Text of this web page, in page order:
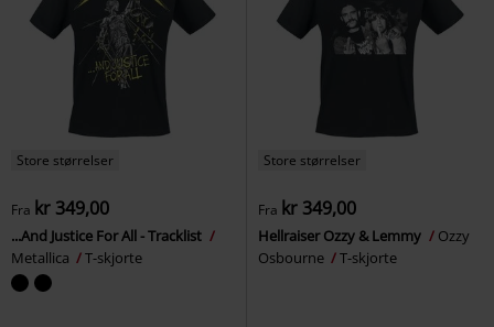
Store størrelser
Fra kr 349,00
...And Justice For All - Tracklist
Metallica
T-skjorte
Store størrelser
Fra kr 349,00
Hellraiser Ozzy & Lemmy
Ozzy
Osbourne
T-skjorte